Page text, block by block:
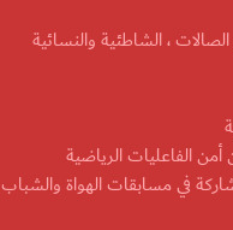
، الشاطئية والنسائية
أمن الفاعليات الرياضية
في مسابقات الهواة والشباب